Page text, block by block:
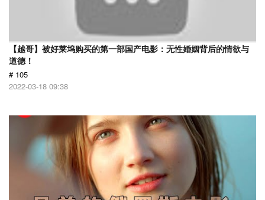
【越哥】被好莱坞购买的第一部国产电影：无性婚姻背后的情欲与
道德！
# 105
2022-03-18 09:38